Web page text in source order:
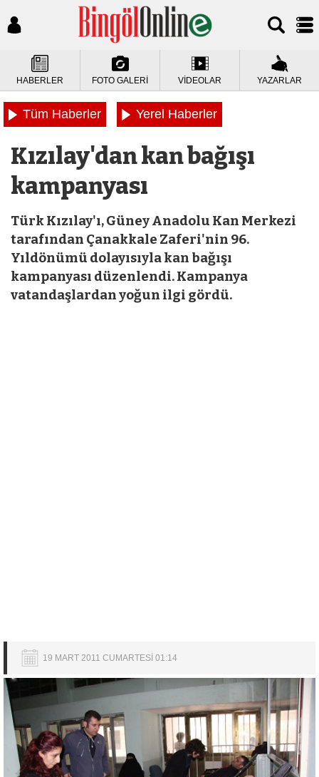
HABERLER FOTO GALERİ VİDEOLAR YAZARLAR
Tüm Haberler Yerel Haberler
Kızılay'dan kan bağışı
kampanyası
Türk Kızılay'ı, Güney Anadolu Kan Merkezi
tarafından Çanakkale Zaferi'nin 96.
Yıldönümü dolayısıyla kan bağışı
kampanyası düzenlendi. Kampanya
vatandaşlardan yoğun ilgi gördü.
19 MART 2011 CUMARTESİ 01:14